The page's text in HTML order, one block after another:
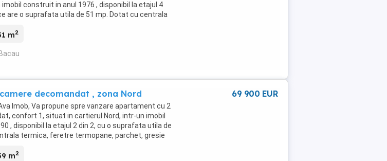
construit in anul 1976 , disponibil la etajul 4
are o suprafata utila de 51 mp. Dotat cu centrala
m2
decomandat , zona Nord
Imob, Va propune spre vanzare apartament cu 2
confort 1, situat in cartierul Nord, intr-un imobil
, disponibil la etajul 2 din 2, cu o suprafata utila de
termica, feretre termopane, parchet, gresie
m2
69 900 EUR